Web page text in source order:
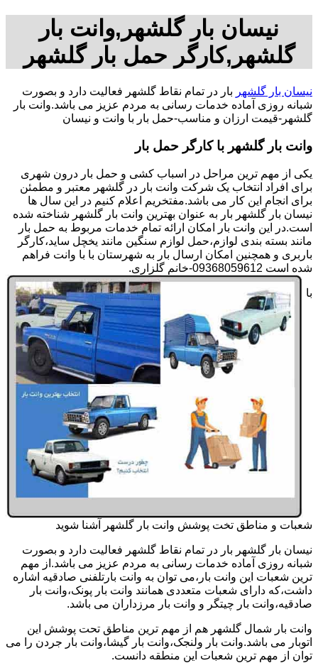
نیسان بار گلشهر,وانت بار
گلشهر,کارگر حمل بار گلشهر
نیسان بار گلشهر بار در تمام نقاط گلشهر فعالیت دارد و بصورت
شبانه روزی آماده خدمات رسانی به مردم عزیز می باشد.وانت بار
گلشهر-قیمت ارزان و مناسب-حمل بار با وانت و نیسان
وانت بار گلشهر با کارگر حمل بار
یکی از مهم ترین مراحل در اسباب کشی و حمل بار درون شهری
برای افراد انتخاب یک شرکت وانت بار در گلشهر معتبر و مطمئن
برای انجام این کار می باشد.مفتخریم اعلام کنیم در این سال ها
نیسان بار گلشهر بار به عنوان بهترین وانت بار گلشهر شناخته شده
است.در این وانت بار امکان ارائه تمام خدمات مربوط به حمل بار
مانند بسته بندی لوازم،حمل لوازم سنگین مانند یخچل ساید،کارگر
باربری و همچنین امکان ارسال بار به شهرستان با با وانت فراهم
شده است 09368059612-خانم گلزاری.
با
شعبات و مناطق تخت پوشش وانت بار گلشهر آشنا شوید
نیسان بار گلشهر بار در تمام نقاط گلشهر فعالیت دارد و بصورت
شبانه روزی آماده خدمات رسانی به مردم عزیز می باشد.از مهم
ترین شعبات این وانت بار،می توان به وانت بارتلفنی صادقیه اشاره
داشت،که دارای شعبات متعددی همانند وانت بار پونک،وانت بار
صادقیه،وانت بار چیتگر و وانت بار مرزداران می باشد.
وانت بار شمال گلشهر هم از مهم ترین مناطق تحت پوشش این
اتوبار می باشد.وانت بار ولنجک،وانت بار گیشا،وانت بار جردن را می
توان از مهم ترین شعبات این منطقه دانست.